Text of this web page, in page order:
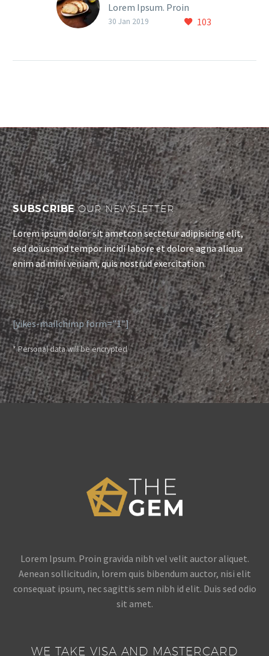
Lorem Ipsum. Proin
gravida nibh vel velit
nibh vulputate cursus a
sit amet mauris.
103
30 Jan 2019
SUBSCRIBEOUR NEWSLETTER
Lorem ipsum dolor sit ametcon sectetur adipisicing elit,
sed doiusmod tempor incidi labore et dolore agna aliqua
enim ad mini veniam, quis nostrud exercitation.
[yikes-mailchimp form=”1″]
* Personal data will be encrypted
Lorem Ipsum. Proin gravida nibh vel velit auctor aliquet.
Aenean sollicitudin, lorem quis bibendum auctor, nisi elit
consequat ipsum, nec sagittis sem nibh id elit. Duis sed odio
sit amet.
WE TAKE VISA AND MASTERCARD